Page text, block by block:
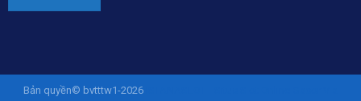
Bản quyền© bvtttw1-2026